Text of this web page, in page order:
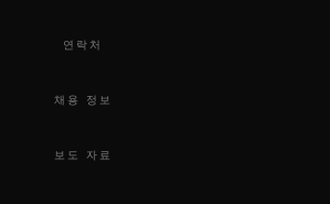
연락처
채용 정보
보도 자료